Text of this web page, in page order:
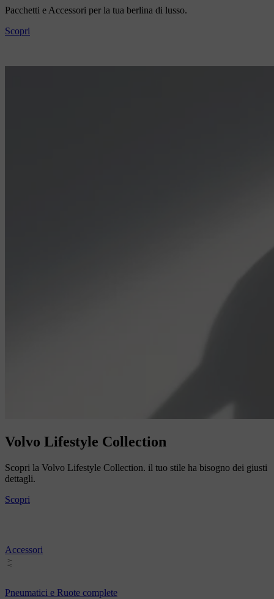
Pacchetti e Accessori per la tua berlina di lusso.
Scopri
Volvo Lifestyle Collection
Scopri la Volvo Lifestyle Collection. il tuo stile ha bisogno dei giusti
dettagli.
Scopri
Accessori
Pneumatici e Ruote complete